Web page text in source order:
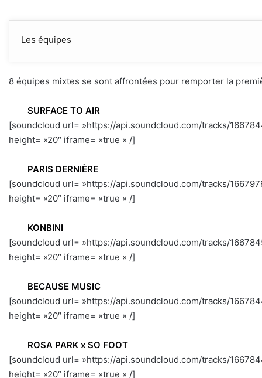
Les équipes
8 équipes mixtes se sont affrontées pour remporter la
SURFACE TO AIR
[soundcloud url= »https://api.soundcloud.com/tracks/
height= »20″ iframe= »true » /]
PARIS DERNIÈRE
[soundcloud url= »https://api.soundcloud.com/tracks/
height= »20″ iframe= »true » /]
KONBINI
[soundcloud url= »https://api.soundcloud.com/tracks/
height= »20″ iframe= »true » /]
BECAUSE MUSIC
[soundcloud url= »https://api.soundcloud.com/tracks/
height= »20″ iframe= »true » /]
ROSA PARK x SO FOOT
[soundcloud url= »https://api.soundcloud.com/tracks/
height= »20″ iframe= »true » /]